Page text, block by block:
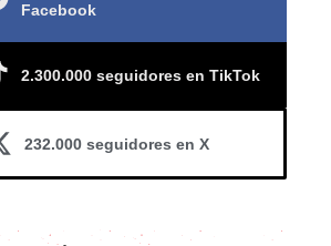
Facebook
2.300.000 seguidores en TikTok
232.000 seguidores en X